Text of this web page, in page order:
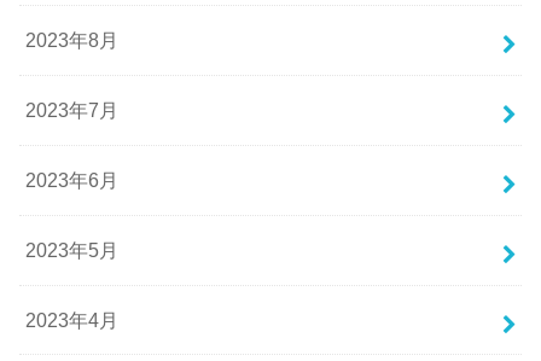
2023年8月
2023年7月
2023年6月
2023年5月
2023年4月